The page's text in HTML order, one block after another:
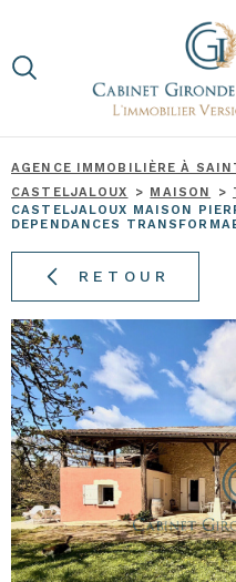
la
recherche
menu
principal
contenu
AGENCE IMMOBILIÈRE À
CASTELJALOUX
MAISON
CASTELJALOUX MAISON
DEPENDANCES
RETOUR